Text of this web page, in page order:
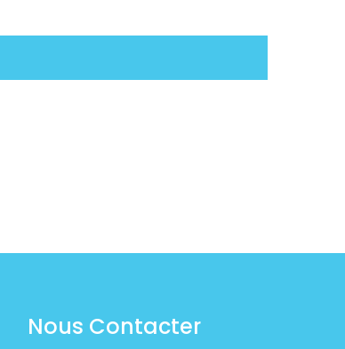
Nous Contacter